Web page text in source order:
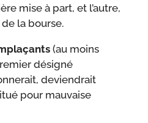
mise à part, et l’autre,
la bourse.
(au moins
désigné
deviendrait
pour mauvaise